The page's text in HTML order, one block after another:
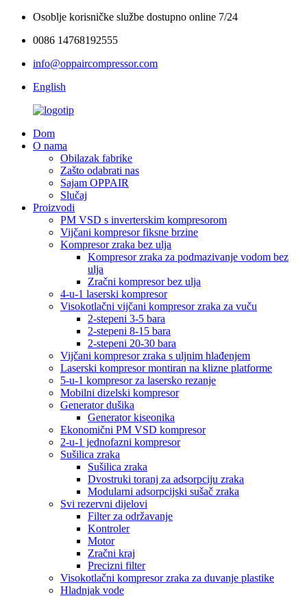
Osoblje korisničke službe dostupno online 7/24
0086 14768192555
info@oppaircompressor.com
English
Dom
O nama
Obilazak fabrike
Zašto odabrati nas
Sajam OPPAIR
Slučaj
Proizvodi
PM VSD s inverterskim kompresorom
Vijčani kompresor fiksne brzine
Kompresor zraka bez ulja
Kompresor zraka za podmazivanje vodom bez
ulja
Zračni kompresor bez ulja
4-u-1 laserski kompresor
Visokotlačni vijčani kompresor zraka za vuču
2-stepeni 3-5 bara
2-stepeni 8-15 bara
2-stepeni 20-30 bara
Vijčani kompresor zraka s uljnim hlađenjem
Laserski kompresor montiran na klizne platforme
5-u-1 kompresor za lasersko rezanje
Mobilni dizelski kompresor
Generator dušika
Generator kiseonika
Ekonomični PM VSD kompresor
2-u-1 jednofazni kompresor
Sušilica zraka
Sušilica zraka
Dvostruki toranj za adsorpciju zraka
Modularni adsorpcijski sušač zraka
Svi rezervni dijelovi
Filter za održavanje
Kontroler
Motor
Zračni kraj
Precizni filter
Visokotlačni kompresor zraka za duvanje plastike
Hladnjak vode